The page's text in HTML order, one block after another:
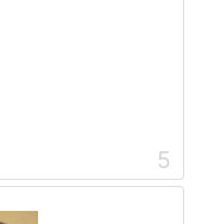
5